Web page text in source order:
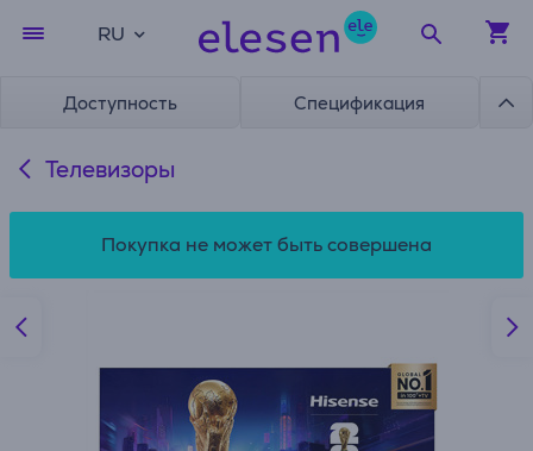
RU
Доступность Спецификация
Телевизоры
Покупка не может быть совершена